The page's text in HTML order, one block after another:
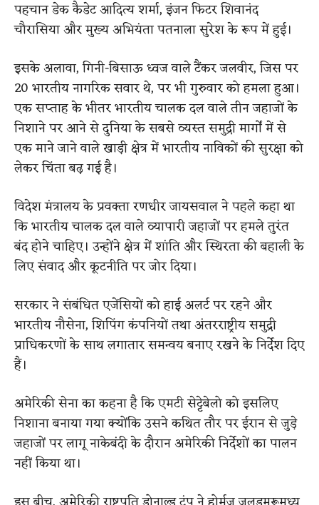
पहचान डेक कैडेट आदित्य शर्मा, इंजन फिटर शिवानंद
चौरासिया और मुख्य अभियंता पतनाला सुरेश के रूप में हुई।
इसके अलावा, गिनी-बिसाऊ ध्वज वाले टैंकर जलवीर, जिस पर
20 भारतीय नागरिक सवार थे, पर भी गुरुवार को हमला हुआ।
एक सप्ताह के भीतर भारतीय चालक दल वाले तीन जहाजों के
निशाने पर आने से दुनिया के सबसे व्यस्त समुद्री मार्गों में से
एक माने जाने वाले खाड़ी क्षेत्र में भारतीय नाविकों की सुरक्षा को
लेकर चिंता बढ़ गई है।
विदेश मंत्रालय के प्रवक्ता रणधीर जायसवाल ने पहले कहा था
कि भारतीय चालक दल वाले व्यापारी जहाजों पर हमले तुरंत
बंद होने चाहिए। उन्होंने क्षेत्र में शांति और स्थिरता की बहाली के
लिए संवाद और कूटनीति पर जोर दिया।
सरकार ने संबंधित एजेंसियों को हाई अलर्ट पर रहने और
भारतीय नौसेना, शिपिंग कंपनियों तथा अंतरराष्ट्रीय समुद्री
प्राधिकरणों के साथ लगातार समन्वय बनाए रखने के निर्देश दिए
हैं।
अमेरिकी सेना का कहना है कि एमटी सेट्टेबेलो को इसलिए
निशाना बनाया गया क्योंकि उसने कथित तौर पर ईरान से जुड़े
जहाजों पर लागू नाकेबंदी के दौरान अमेरिकी निर्देशों का पालन
नहीं किया था।